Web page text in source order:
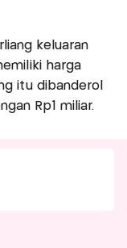
keluaran
harga
itu dibanderol
Rp1 miliar.